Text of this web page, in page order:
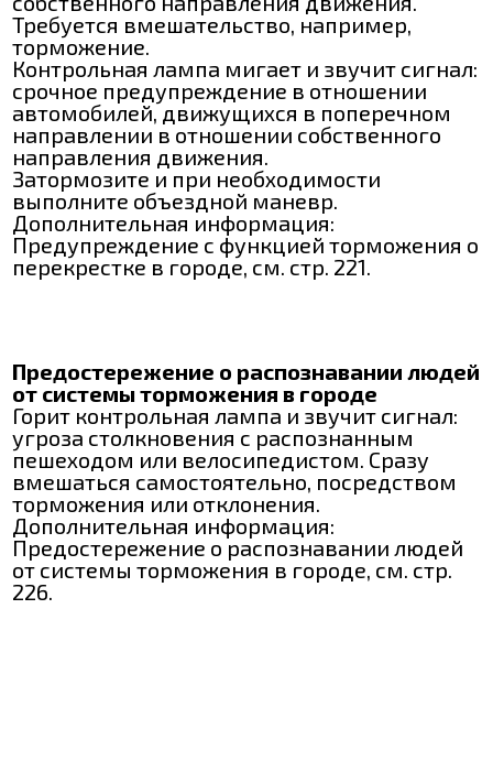
Требуется вмешательство, например,
торможение.
Контрольная лампа мигает и звучит сигнал:
срочное предупреждение в отношении
автомобилей, движущихся в поперечном
направлении в отношении собственного
направления движения.
Затормозите и при необходимости
выполните объездной маневр.
Дополнительная информация:
Предупреждение с функцией торможения о
перекрестке в городе, см. стр. 221.
Предостережение о распознавании людей
от системы торможения в городе
Горит контрольная лампа и звучит сигнал:
угроза столкновения с распознанным
пешеходом или велосипедистом. Сразу
вмешаться самостоятельно, посредством
торможения или отклонения.
Дополнительная информация:
Предостережение о распознавании людей
от системы торможения в городе, см. стр.
226.